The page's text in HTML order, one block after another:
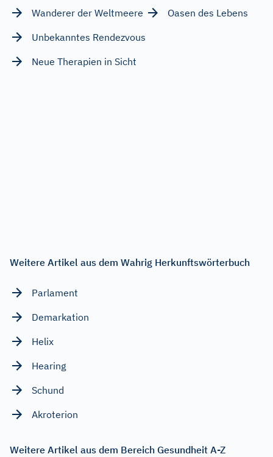
Wanderer der Weltmeere
Oasen des Lebens
Unbekanntes Rendezvous
Neue Therapien in Sicht
Weitere Artikel aus dem Wahrig Herkunftswörterbuch
Parlament
Demarkation
Helix
Hearing
Schund
Akroterion
Weitere Artikel aus dem Bereich Gesundheit A-Z